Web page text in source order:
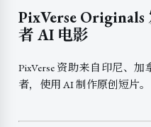
PixVerse
者 AI 电影
PixVerse 资助来自印尼、
者，使用 AI 制作原创短片。